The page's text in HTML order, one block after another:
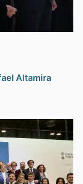
Altamira